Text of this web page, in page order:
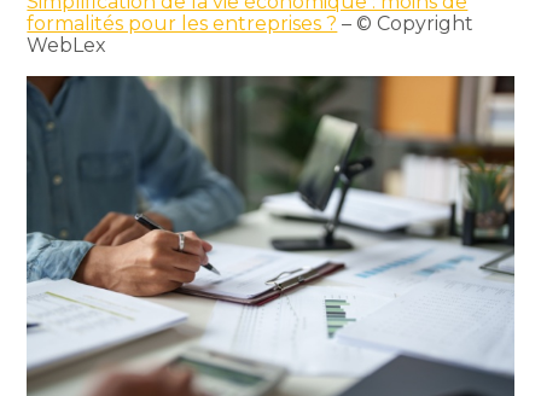
formalités pour les entreprises ? – © Copyright
WebLex